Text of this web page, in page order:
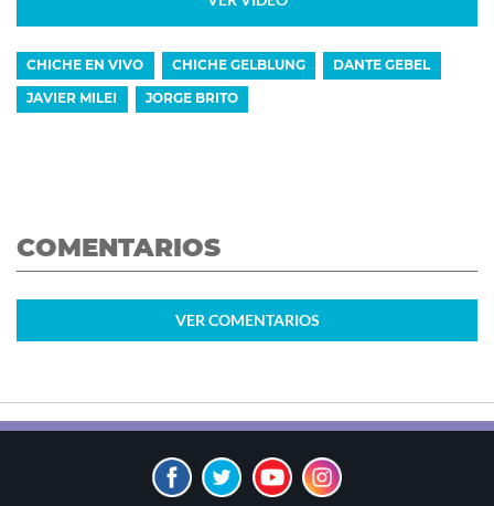
CHICHE EN VIVO CHICHE GELBLUNG DANTE GEBEL
JAVIER MILEI JORGE BRITO
COMENTARIOS
VER COMENTARIOS